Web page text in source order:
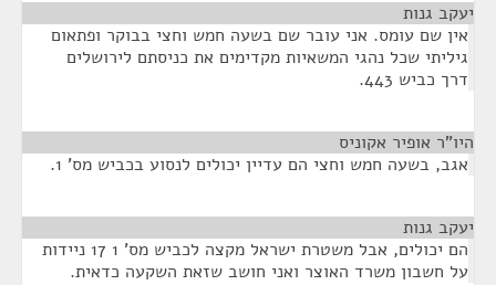
יעקב גנות
אין שם עומס. אני עובר שם בשעה חמש וחצי בבוקר ופתאום
גיליתי שכל נהגי המשאיות מקדימים את כניסתם לירושלים
דרך כביש 443.
היו"ר אופיר אקוניס
אגב, בשעה חמש וחצי הם עדיין יכולים לנסוע בכביש מס' 1.
יעקב גנות
הם יכולים, אבל משטרת ישראל מקצה לכביש מס' 1 17 ניידות
על חשבון משרד האוצר ואני חושב שזאת השקעה כדאית.